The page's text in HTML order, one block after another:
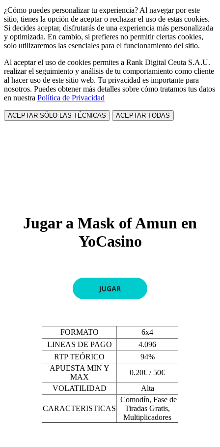
¿Cómo puedes personalizar tu experiencia? Al navegar por este
sitio, tienes la opción de aceptar o rechazar el uso de estas cookies.
Si decides aceptar, disfrutarás de una experiencia más personalizada
y optimizada. En cambio, si prefieres no permitir ciertas cookies,
solo utilizaremos las esenciales para el funcionamiento del sitio.
Al aceptar el uso de cookies permites a Rank Digital Ceuta S.A.U.
realizar el seguimiento y análisis de tu comportamiento como cliente
al hacer uso de este sitio web. Tu privacidad es importante para
nosotros. Puedes obtener más detalles sobre cómo tratamos tus datos
en nuestra Política de Privacidad
ACEPTAR SÓLO LAS TÉCNICAS ACEPTAR TODAS
Jugar a Mask of Amun en
YoCasino
FORMATO
6x4
LINEAS DE PAGO
4.096
RTP TEÓRICO
94%
APUESTA MIN Y
MAX
0.20€ / 50€
VOLATILIDAD
Alta
CARACTERISTICAS
Comodín, Fase de
Tiradas Gratis,
Multiplicadores